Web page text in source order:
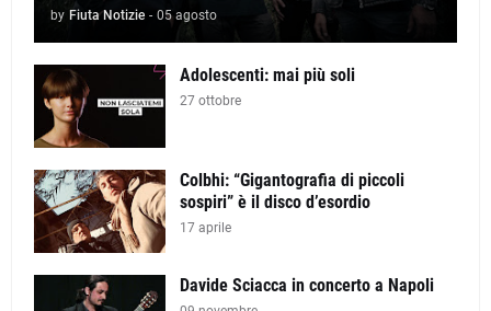
by Fiuta Notizie - 05 agosto
Adolescenti: mai più soli
27 ottobre
Colbhi: “Gigantografia di piccoli
sospiri” è il disco d’esordio
17 aprile
Davide Sciacca in concerto a Napoli